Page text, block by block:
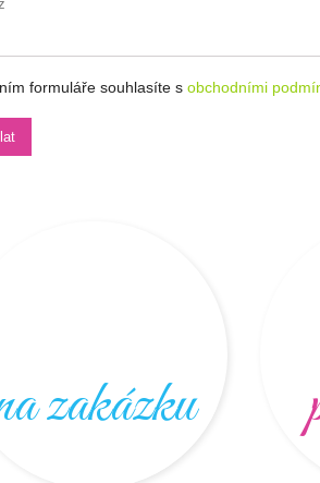
formuláře souhlasíte s obchodními
zakázku